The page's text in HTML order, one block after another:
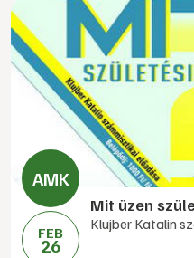
FEB
26
Mit üzen
Klujber Katalin